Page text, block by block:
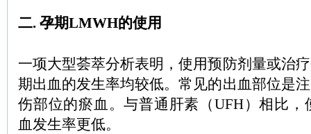
二. 孕期LMWH的使用
一项大型荟萃分析表明，使用预防剂量或治
期出血的发生率均较低。常见的出血部位是
伤部位的瘀血。与普通肝素（UFH）相比
血发生率更低。